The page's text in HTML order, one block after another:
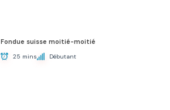
Fondue suisse moitié-moitié
25 mins Débutant